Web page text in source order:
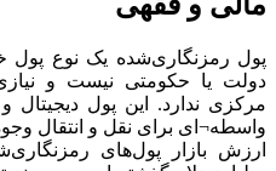
پول رمزنگاری‌شده یک نوع
دولت یا حکومتی نیست و
مرکزی ندارد. این پول دیجیتال
واسطه¬ای برای نقل و انتقال